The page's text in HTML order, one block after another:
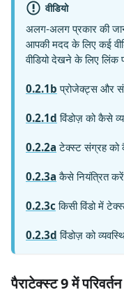
वीडियो
अलग-अलग प्रकार की
आपकी मदद के लिए कई
वीडियो देखने के लिए लिंक
0.2.1b प्रोजेक्ट्स और
0.2.1d विंडोज़ को कैसे
0.2.2a टेक्स्ट संग्रह
0.2.3a कैसे नियंत्रित
0.2.3cकिसी विंडो में
0.2.3d विंडोज़ को
पैराटेक्स्ट 9 में परिवर्तन